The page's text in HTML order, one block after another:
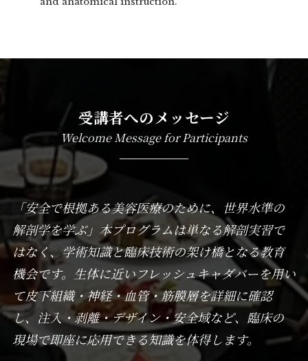
受講者へのメッセージ
Welcome Message for Participants
「安全で根拠ある美容医療のために、世界水準の
解剖学を学ぶ」本プログラムは単なる解剖実習で
はなく、学術知識と臨床技術の架け橋となる教育
機会です。生体に近いフレッシュキャダバーを用い
て皮下組織・神経・血管・筋膜層を詳細に確認
し、注入・剥離・デザイン・安全域など、臨床の
現場で即座に応用できる知識を体得します。